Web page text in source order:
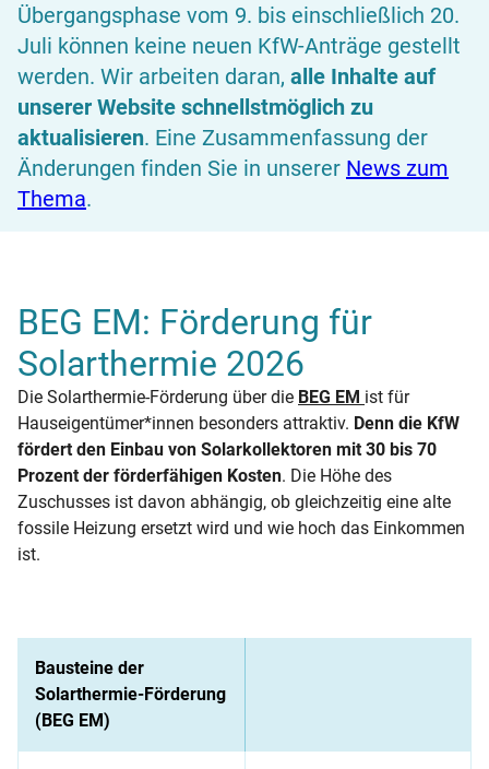
Übergangsphase vom 9. bis einschließlich 20.
Juli können keine neuen KfW-Anträge gestellt
werden. Wir arbeiten daran, alle Inhalte auf
unserer Website schnellstmöglich zu
aktualisieren. Eine Zusammenfassung der
Änderungen finden Sie in unserer News zum
Thema.
BEG EM: Förderung für
Solarthermie 2026
Die Solarthermie-Förderung über die BEG EM ist für
Hauseigentümer*innen besonders attraktiv. Denn die KfW
fördert den Einbau von Solarkollektoren mit 30 bis 70
Prozent der förderfähigen Kosten. Die Höhe des
Zuschusses ist davon abhängig, ob gleichzeitig eine alte
fossile Heizung ersetzt wird und wie hoch das Einkommen
ist.
Bausteine der
Solarthermie-Förderung
(BEG EM)